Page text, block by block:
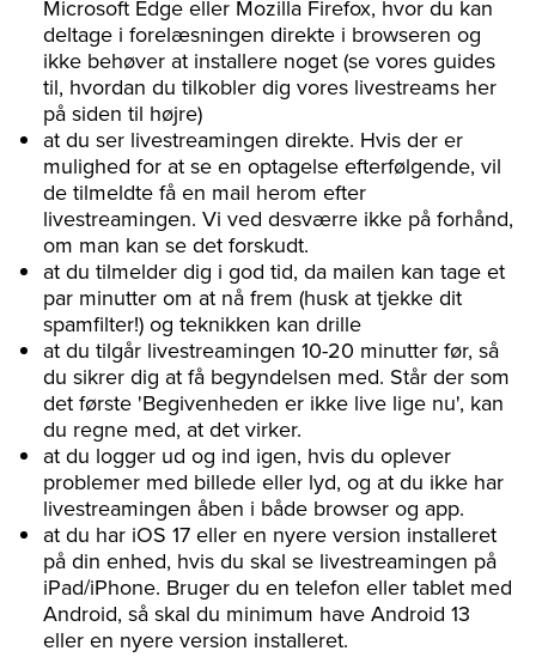
Microsoft Edge eller Mozilla Firefox, hvor du kan
deltage i forelæsningen direkte i browseren og
ikke behøver at installere noget (se vores guides
til, hvordan du tilkobler dig vores livestreams her
på siden til højre)
at du ser livestreamingen direkte. Hvis der er
mulighed for at se en optagelse efterfølgende, vil
de tilmeldte få en mail herom efter
livestreamingen. Vi ved desværre ikke på forhånd,
om man kan se det forskudt.
at du tilmelder dig i god tid, da mailen kan tage et
par minutter om at nå frem (husk at tjekke dit
spamfilter!) og teknikken kan drille
at du tilgår livestreamingen 10-20 minutter før, så
du sikrer dig at få begyndelsen med. Står der som
det første 'Begivenheden er ikke live lige nu', kan
du regne med, at det virker.
at du logger ud og ind igen, hvis du oplever
problemer med billede eller lyd, og at du ikke har
livestreamingen åben i både browser og app.
at du har iOS 17 eller en nyere version installeret
på din enhed, hvis du skal se livestreamingen på
iPad/iPhone. Bruger du en telefon eller tablet med
Android, så skal du minimum have Android 13
eller en nyere version installeret.